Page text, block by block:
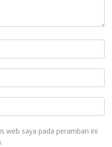
web saya pada peramban ini